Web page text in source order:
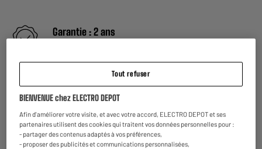
Garantie :2 ans
Reprise de votre ancien appareil
Une assurance à vie à partir de6€/moispour couvrir les
appareils de votre foyer achetés chez nous ou ailleurs.
En savoir +
Tout refuser
BIENVENUE chez ELECTRO DEPOT
Afin d'améliorer votre visite, et avec votre accord, ELECTRO DEPOT et ses
partenaires utilisent des cookies qui traitent vos données personnelles pour :
- partager des contenus adaptés à vos préférences,
- proposer des publicités et communications personnalisées,